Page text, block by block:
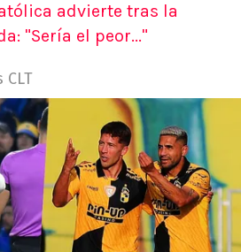
advierte tras la
"Sería el peor..."